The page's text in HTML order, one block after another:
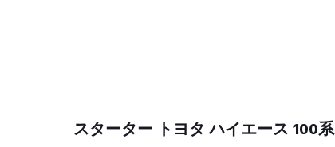
スターター トヨタ ハイエース 100系